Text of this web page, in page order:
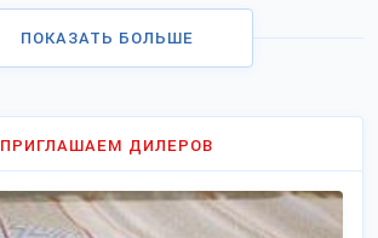
ПОКАЗАТЬ БОЛЬШЕ
ПРИГЛАШАЕМ ДИЛЕРОВ